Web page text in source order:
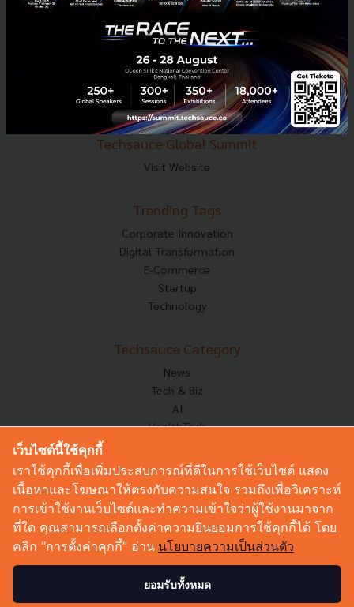
Techsauce Media
About Techsauce
Techsauce Services
Privacy Policy
ส่งบทความ
Techsauce Global Summit
Visit Website
Trending Tags
Corporate Innovation
Digital Transformation
E-Commerce
Startup
Technology
Techsauce Category
News
Tech & Biz
AI
HealthTech
Corp Innov
Saucy Thoughts
Sustainable
Videos
Podcast
เว็บไซต์นี้ใช้คุกกี้
เราใช้คุกกี้เพื่อเพิ่มประสบการณ์ที่ดีในการใช้เว็บไซต์ แสดง
เนื้อหาและโฆษณาให้ตรงกับความสนใจ รวมถึงเพื่อวิเคราะห์
การเข้าใช้งานเว็บไซต์และทำความเข้าใจว่าผู้ใช้งานมาจาก
ที่ใด คุณสามารถเลือกตั้งค่าความยินยอมการใช้คุกกี้ได้ โดย
คลิก “การตั้งค่าคุกกี้” อ่าน นโยบายความเป็นส่วนตัว
ยอมรับทั้งหมด